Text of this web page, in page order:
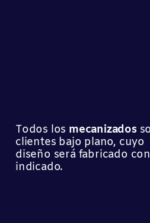
Todos los mecanizados
clientes bajo plano, cuyo
diseño será fabricado
indicado.